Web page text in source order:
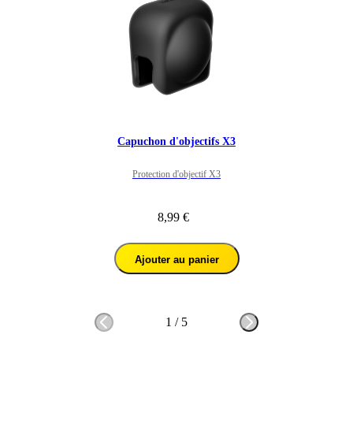
Capuchon d'objectifs X3
Protection d'objectif X3
8,99 €
Ajouter au panier
1 / 5